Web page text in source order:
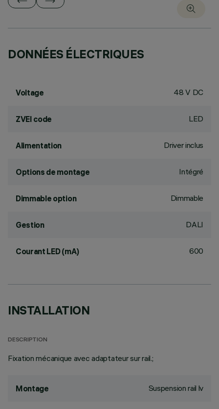
DONNÉES ÉLECTRIQUES
Voltage 48 V DC
ZVEI code LED
Alimentation Driver inclus
Options de montage Intégré
Dimmable option Dimmable
Gestion DALI
Courant LED (mA) 600
INSTALLATION
DESCRIPTION
Fixation mécanique avec adaptateur sur rail.;
Montage Suspension rail lv